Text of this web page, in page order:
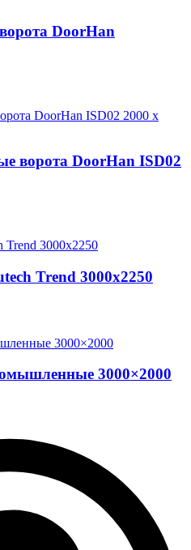
DoorHan
ворота DoorHan ISD02
Trend 3000х2250
3000×2000